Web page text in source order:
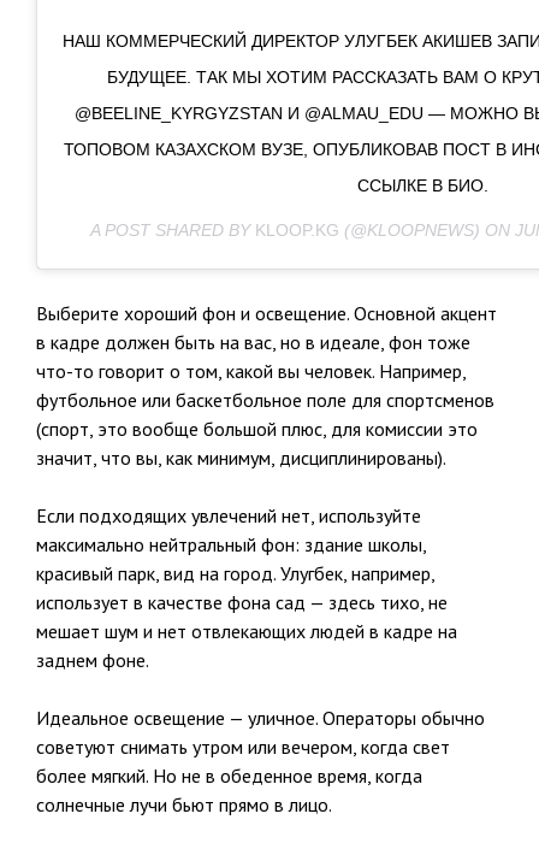
НАШ КОММЕРЧЕСКИЙ ДИРЕКТОР УЛУГБЕК АКИШЕВ
БУДУЩЕЕ. ТАК МЫ ХОТИМ РАССКАЗАТЬ ВАМ О
@BEELINE_KYRGYZSTAN И @ALMAU_EDU — МОЖНО
ТОПОВОМ КАЗАХСКОМ ВУЗЕ, ОПУБЛИКОВАВ ПОСТ В
ССЫЛКЕ В БИО.
A POST SHARED BY KLOOP.KG (@KLOOPNEWS) ON
Выберите хороший фон и освещение. Основной акцент
в кадре должен быть на вас, но в идеале, фон тоже
что-то говорит о том, какой вы человек. Например,
футбольное или баскетбольное поле для спортсменов
(спорт, это вообще большой плюс, для комиссии это
значит, что вы, как минимум, дисциплинированы).
Если подходящих увлечений нет, используйте
максимально нейтральный фон: здание школы,
красивый парк, вид на город. Улугбек, например,
использует в качестве фона сад — здесь тихо, не
мешает шум и нет отвлекающих людей в кадре на
заднем фоне.
Идеальное освещение — уличное. Операторы обычно
советуют снимать утром или вечером, когда свет
более мягкий. Но не в обеденное время, когда
солнечные лучи бьют прямо в лицо.